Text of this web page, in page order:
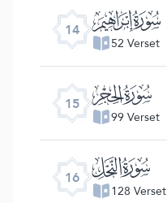
14 ﮚ
52 Verset
15 ﮛ
99 Verset
16 ﮜ
128 Verset